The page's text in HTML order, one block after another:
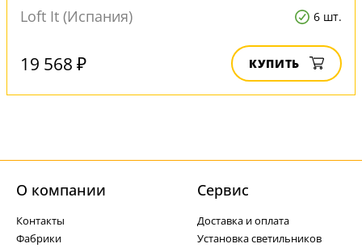
Loft It (Испания) 6 шт.
19 568 ₽ КУПИТЬ
О компании
Контакты
Фабрики
Cервис
Доставка и оплата
Установка светильников